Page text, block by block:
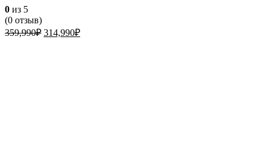
0 из 5
(0 отзыв)
359,990₽ Первоначальная
314,990₽Текущая